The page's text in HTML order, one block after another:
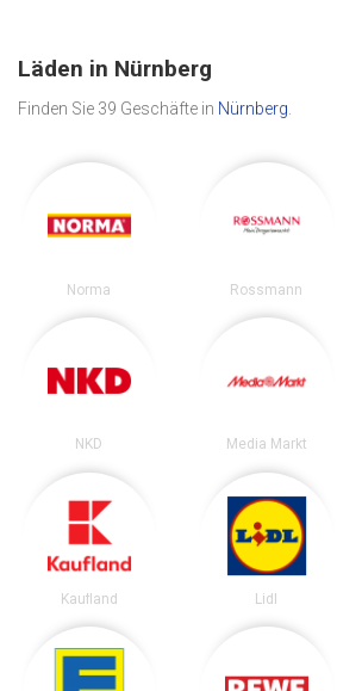
Läden in Nürnberg
Finden Sie 39 Geschäfte in Nürnberg
Norma Rossmann
NKD Media Markt
Kaufland Lidl